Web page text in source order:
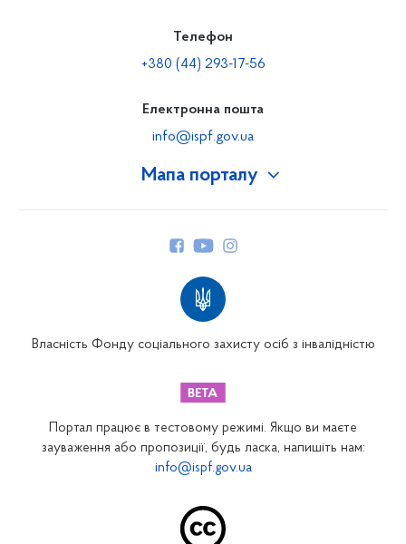
Мапа порталу
Закарпатське відділення
Запорізьке відділення
Телефон
+380 (44) 293-17-56
Електронна пошта
info@ispf.gov.ua
Власність Фонду соціального захисту осіб з інвалідністю
Портал працює в тестовому режимі. Якщо ви маєте
зауваження або пропозиції, будь ласка, напишіть нам:
info@ispf.gov.ua